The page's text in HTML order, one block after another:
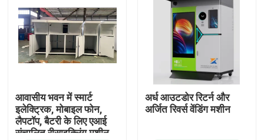
आवासीय भवन में स्मार्ट
इलेक्ट्रिक, मोबाइल फोन,
लैपटॉप, बैटरी के लिए एआई
संचालित रीसाइक्लिंग मशीन
अर्ध आउटडोर रिटर्न और
अर्जित रिवर्स वेंडिंग मशीन